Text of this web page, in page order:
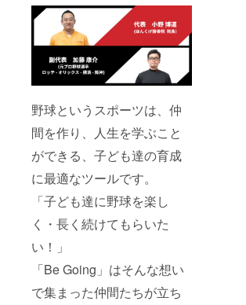
野球というスポーツは、仲
間を作り、人生を学ぶこと
ができる、子ども達の育成
に最適なツールです。
「子ども達に野球を楽し
く・長く続けてもらいた
い！」
「Be Going」はそんな想い
で集まった仲間たちが立ち